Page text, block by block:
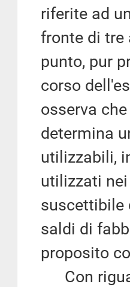
riferite ad
fronte di tre
punto, pur
corso
osserva
determina
utilizzabili,
utilizzati
suscettibile
saldi di
proposito
Con